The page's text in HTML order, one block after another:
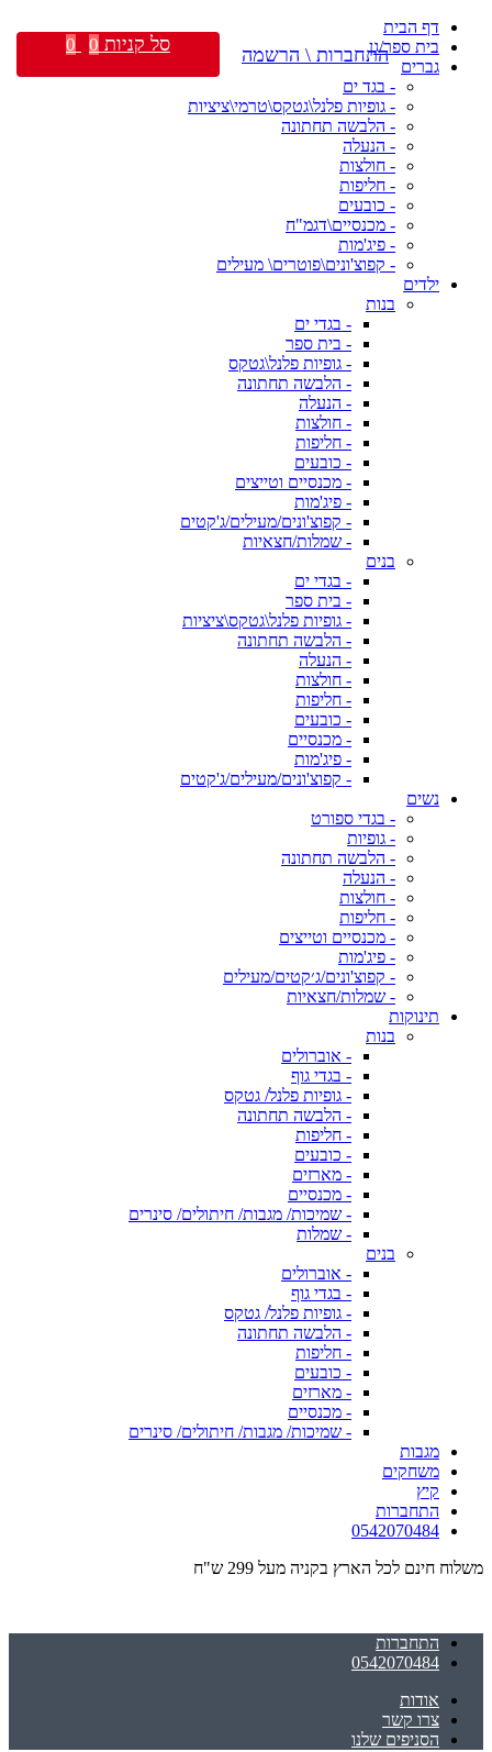
דף הבית
בית ספר/גן
גברים
- בגד ים
- גופיות פלנל\גטקס\טרמי\ציציות
- הלבשה תחתונה
- הנעלה
- חולצות
- חליפות
- כובעים
- מכנסיים\דגמ"ח
- פיג'מות
- קפוצ'ונים\פוטרים\ מעילים
ילדים
בנות
- בגדי ים
- בית ספר
- גופיות פלנל\גטקס
- הלבשה תחתונה
- הנעלה
- חולצות
- חליפות
- כובעים
- מכנסיים וטייצים
- פיג'מות
- קפוצ'ונים/מעילים/ג'קטים
- שמלות/חצאיות
בנים
- בגדי ים
- בית ספר
- גופיות פלנל\גטקס\ציציות
- הלבשה תחתונה
- הנעלה
- חולצות
- חליפות
- כובעים
- מכנסיים
- פיג'מות
- קפוצ'ונים/מעילים/ג'קטים
נשים
- בגדי ספורט
- גופיות
- הלבשה תחתונה
- הנעלה
- חולצות
- חליפות
- מכנסיים וטייצים
- פיג'מות
- קפוצ'ונים/ג׳קטים/מעילים
- שמלות/חצאיות
תינוקות
בנות
- אוברולים
- בגדי גוף
- גופיות פלנל/ גטקס
- הלבשה תחתונה
- חליפות
- כובעים
- מארזים
- מכנסיים
- שמיכות/ מגבות/ חיתולים/ סינרים
- שמלות
בנים
- אוברולים
- בגדי גוף
- גופיות פלנל/ גטקס
- הלבשה תחתונה
- חליפות
- כובעים
- מארזים
- מכנסיים
- שמיכות/ מגבות/ חיתולים/ סינרים
מגבות
משחקים
קיץ
התחברות
0542070484
משלוח חינם לכל הארץ בקניה מעל 299 ש"ח
התחברות
0542070484
אודות
צרו קשר
הסניפים שלנו
התחברות \ הרשמה סל קניות 0
0